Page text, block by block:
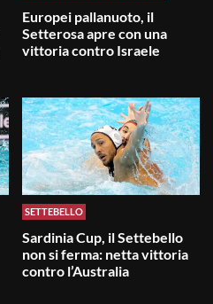
Europei pallanuoto, il
Setterosa apre con una
vittoria contro Israele
SETTEBELLO
Sardinia Cup, il Settebello
non si ferma: netta vittoria
contro l’Australia